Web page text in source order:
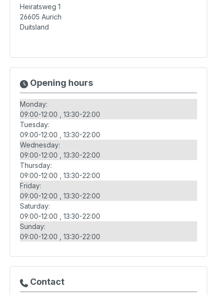
Heiratsweg 1
26605 Aurich
Duitsland
Opening hours
Monday:
09:00-12:00
13:30-22:00
Tuesday:
09:00-12:00
13:30-22:00
Wednesday:
09:00-12:00
13:30-22:00
Thursday:
09:00-12:00
13:30-22:00
Friday:
09:00-12:00
13:30-22:00
Saturday:
09:00-12:00
13:30-22:00
Sunday:
09:00-12:00
13:30-22:00
Contact